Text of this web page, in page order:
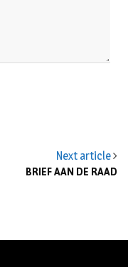
Next article
BRIEF AAN DE RAAD